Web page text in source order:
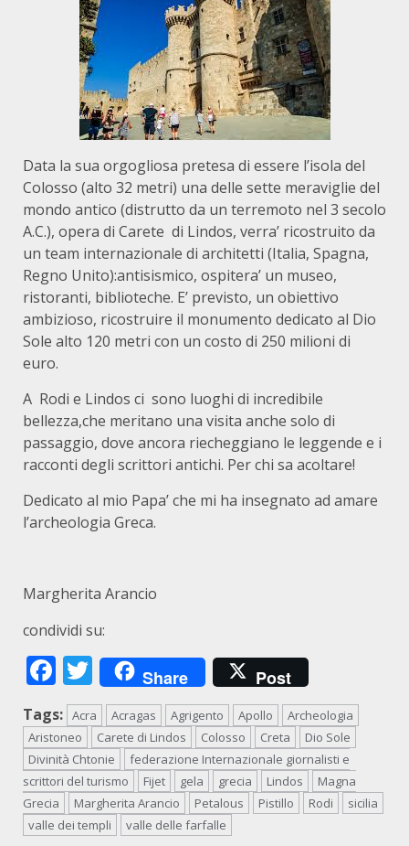
Data la sua orgogliosa pretesa di essere l’isola del
Colosso (alto 32 metri) una delle sette meraviglie del
mondo antico (distrutto da un terremoto nel 3 secolo
A.C.), opera di Carete di Lindos, verra’ ricostruito da
un team internazionale di architetti (Italia, Spagna,
Regno Unito):antisismico, ospitera’ un museo,
ristoranti, biblioteche. E’ previsto, un obiettivo
ambizioso, ricostruire il monumento dedicato al Dio
Sole alto 120 metri con un costo di 250 milioni di
euro.
A Rodi e Lindos ci sono luoghi di incredibile
bellezza,che meritano una visita anche solo di
passaggio, dove ancora riecheggiano le leggende e i
racconti degli scrittori antichi. Per chi sa acoltare!
Dedicato al mio Papa’ che mi ha insegnato ad amare
l’archeologia Greca.
Margherita Arancio
condividi su:
Facebook
Twitter
Share Post
Tags: Acra Acragas Agrigento Apollo
Archeologia
Aristoneo
Carete di Lindos Colosso Creta
Dio Sole
Divinità Chtonie
federazione Internazionale giornalisti e
scrittori del turismo
Fijet gela grecia Lindos
Magna
Grecia
Margherita Arancio Petalous Pistillo Rodi
sicilia
valle dei templi
valle delle farfalle